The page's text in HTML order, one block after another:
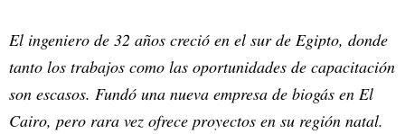
El ingeniero de 32 años creció en el sur de Egipto, donde
tanto los trabajos como las oportunidades de capacitación
son escasos. Fundó una nueva empresa de biogás en El
Cairo, pero rara vez ofrece proyectos en su región natal.